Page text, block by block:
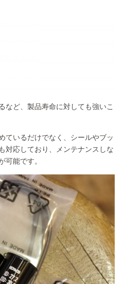
など、製品寿命に対しても強いこ
ているだけでなく、シールやブッ
対応しており、メンテナンスしな
可能です。